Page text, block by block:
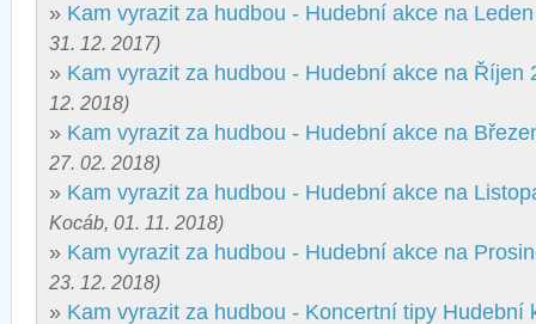
» Kam vyrazit za hudbou - Hudební akce na
31. 12. 2017)
» Kam vyrazit za hudbou - Hudební akce na Říjen
12. 2018)
» Kam vyrazit za hudbou - Hudební akce na
27. 02. 2018)
» Kam vyrazit za hudbou - Hudební akce na
Kocáb, 01. 11. 2018)
» Kam vyrazit za hudbou - Hudební akce na
23. 12. 2018)
» Kam vyrazit za hudbou - Koncertní tipy Hudební